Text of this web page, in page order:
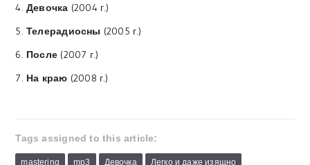
4.Девочка (2004 г.)
5.Телерадиосны (2005 г.)
6. После (2007 г.)
7. На краю (2008 г.)
Tags assigned to this article:
mastering mp3 Девочка Легко и даже изящно